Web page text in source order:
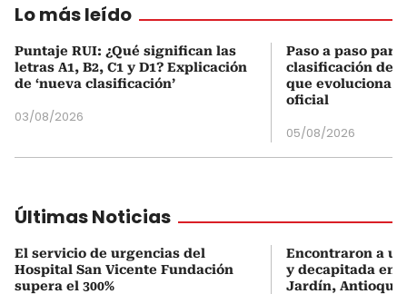
Lo más leído
Puntaje RUI: ¿Qué significan las
letras A1, B2, C1 y D1? Explicación
de ‘nueva clasificación’
03/08/2026
Paso a paso
clasificación del
que evoluciona
oficial
05/08/2026
Últimas Noticias
El servicio de urgencias del
Hospital San Vicente Fundación
supera el 300%
Encontraron a
y decapitada en
Jardín, Antioquia